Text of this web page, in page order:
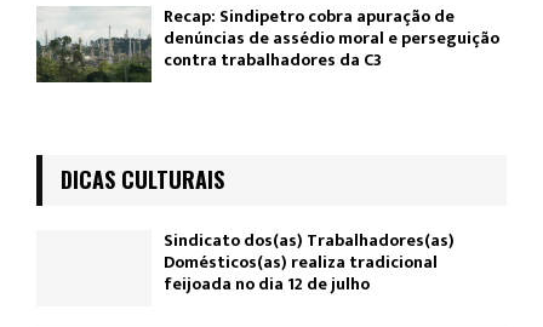
Recap: Sindipetro cobra apuração de
denúncias de assédio moral e perseguição
contra trabalhadores da C3
DICAS CULTURAIS
Sindicato dos(as) Trabalhadores(as)
Domésticos(as) realiza tradicional
feijoada no dia 12 de julho